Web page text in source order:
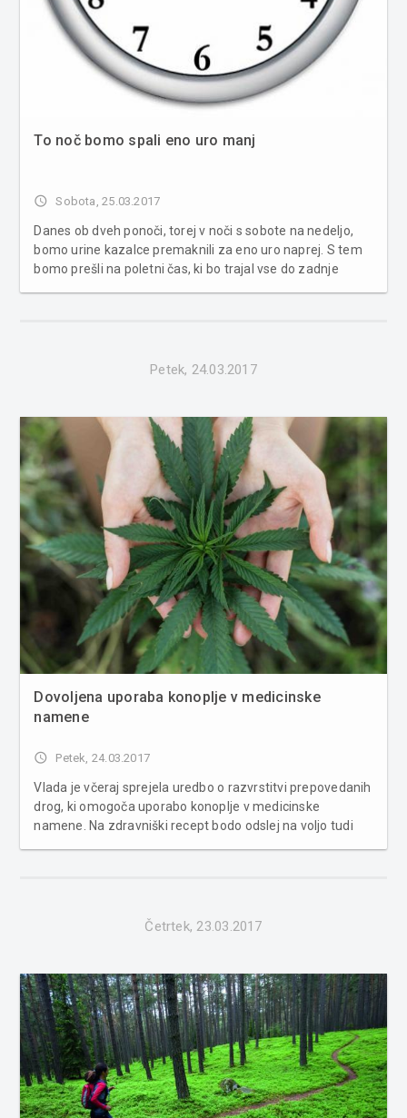
To noč bomo spali eno uro manj
access_time Sobota, 25.03.2017
Danes ob dveh ponoči, torej v noči s sobote na nedeljo,
bomo urine kazalce premaknili za eno uro naprej. S tem
bomo prešli na poletni čas, ki bo trajal vse do zadnje
Petek, 24.03.2017
Dovoljena uporaba konoplje v medicinske
namene
access_time Petek, 24.03.2017
Vlada je včeraj sprejela uredbo o razvrstitvi prepovedanih
drog, ki omogoča uporabo konoplje v medicinske
namene. Na zdravniški recept bodo odslej na voljo tudi
Četrtek, 23.03.2017